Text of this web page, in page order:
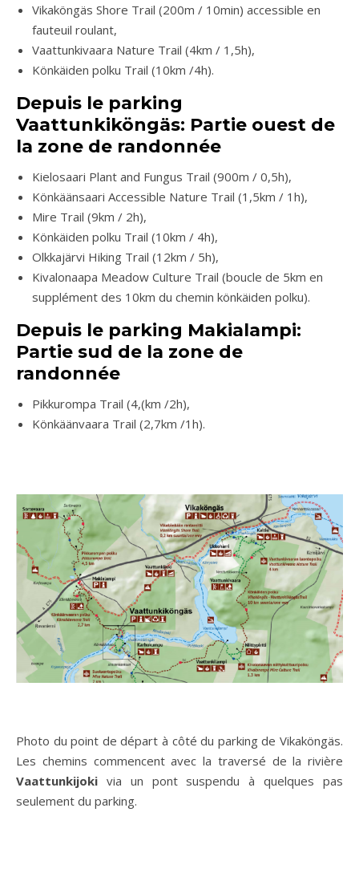
Vikaköngäs Shore Trail (200m / 10min) accessible en
fauteuil roulant,
Vaattunkivaara Nature Trail (4km / 1,5h),
Könkäiden polku Trail (10km /4h).
Depuis le parking
Vaattunkiköngäs: Partie ouest de
la zone de randonnée
Kielosaari Plant and Fungus Trail (900m / 0,5h),
Könkäänsaari Accessible Nature Trail (1,5km / 1h),
Mire Trail (9km / 2h),
Könkäiden polku Trail (10km / 4h),
Olkkajärvi Hiking Trail (12km / 5h),
Kivalonaapa Meadow Culture Trail (boucle de 5km en
supplément des 10km du chemin könkäiden polku).
Depuis le parking Makialampi:
Partie sud de la zone de
randonnée
Pikkurompa Trail (4,(km /2h),
Könkäänvaara Trail (2,7km /1h).
Photo du point de départ à côté du parking de Vikaköngäs.
Les chemins commencent avec la traversé de la rivière
Vaattunkijoki via un pont suspendu à quelques pas
seulement du parking.